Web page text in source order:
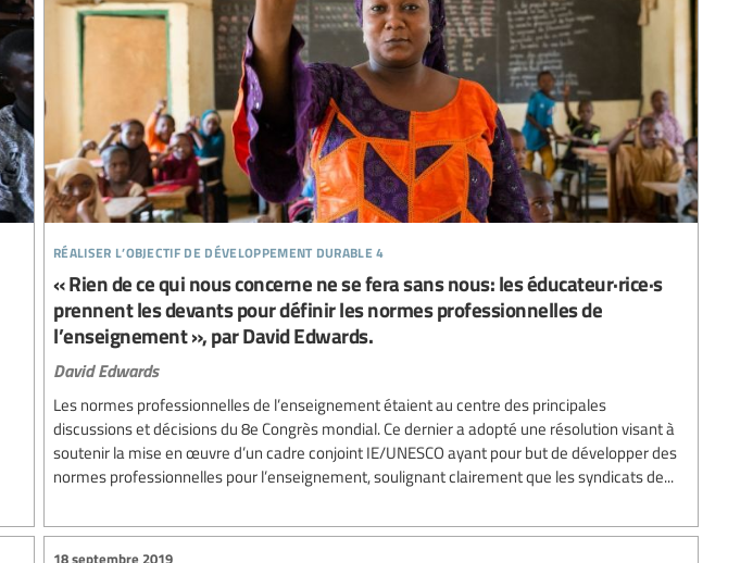
réaliser l’objectif de développement durable 4
« Rien de ce qui nous concerne ne se fera sans nous: les éducateur·rice·s
prennent les devants pour définir les normes professionnelles de
l’enseignement », par David Edwards.
David Edwards
Les normes professionnelles de l’enseignement étaient au centre des principales
discussions et décisions du 8e Congrès mondial. Ce dernier a adopté une résolution visant à
soutenir la mise en œuvre d’un cadre conjoint IE/UNESCO ayant pour but de développer des
normes professionnelles pour l’enseignement, soulignant clairement que les syndicats de...
18 septembre 2019